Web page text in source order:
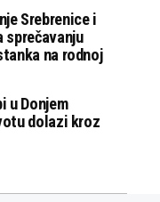
Srebrenice i
sprečavanju
na rodnoj
u Donjem
dolazi kroz